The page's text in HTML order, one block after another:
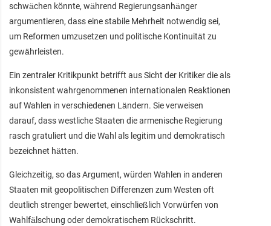
schwächen könnte, während Regierungsanhänger
argumentieren, dass eine stabile Mehrheit notwendig sei,
um Reformen umzusetzen und politische Kontinuität zu
gewährleisten.
Ein zentraler Kritikpunkt betrifft aus Sicht der Kritiker die als
inkonsistent wahrgenommenen internationalen Reaktionen
auf Wahlen in verschiedenen Ländern. Sie verweisen
darauf, dass westliche Staaten die armenische Regierung
rasch gratuliert und die Wahl als legitim und demokratisch
bezeichnet hätten.
Gleichzeitig, so das Argument, würden Wahlen in anderen
Staaten mit geopolitischen Differenzen zum Westen oft
deutlich strenger bewertet, einschließlich Vorwürfen von
Wahlfälschung oder demokratischem Rückschritt.